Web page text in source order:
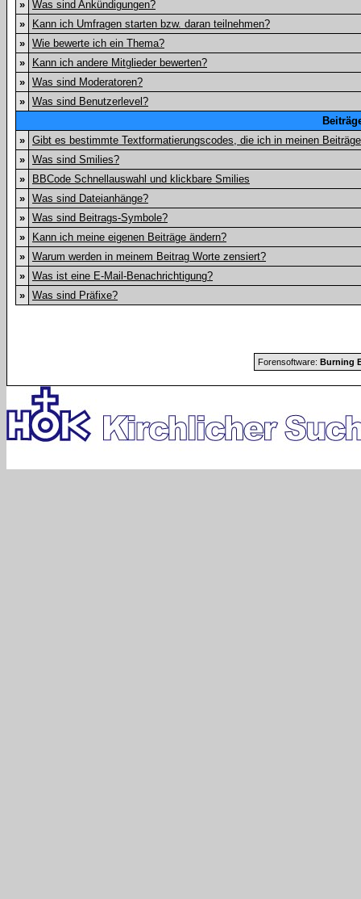
» Was sind Ankündigungen?
»
Kann ich Umfragen starten bzw. daran teilnehmen?
» Wie bewerte ich ein Thema?
»
Kann ich andere Mitglieder bewerten?
» Was sind Moderatoren?
» Was sind Benutzerlevel?
» Gibt es bestimmte Textformatierungscodes, die ich in meinen
» Was sind Smilies?
»
BBCode Schnellauswahl und klickbare Smilies
» Was sind Dateianhänge?
» Was sind Beitrags-Symbole?
»
Kann ich meine eigenen Beiträge ändern?
» Warum werden in meinem Beitrag Worte zensiert?
» Was ist eine E-Mail-Benachrichtigung?
» Was sind Präfixe?
Forensoftware: Burning